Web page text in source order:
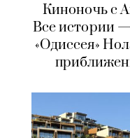
Киноночь с
Все истории
«Одиссея»